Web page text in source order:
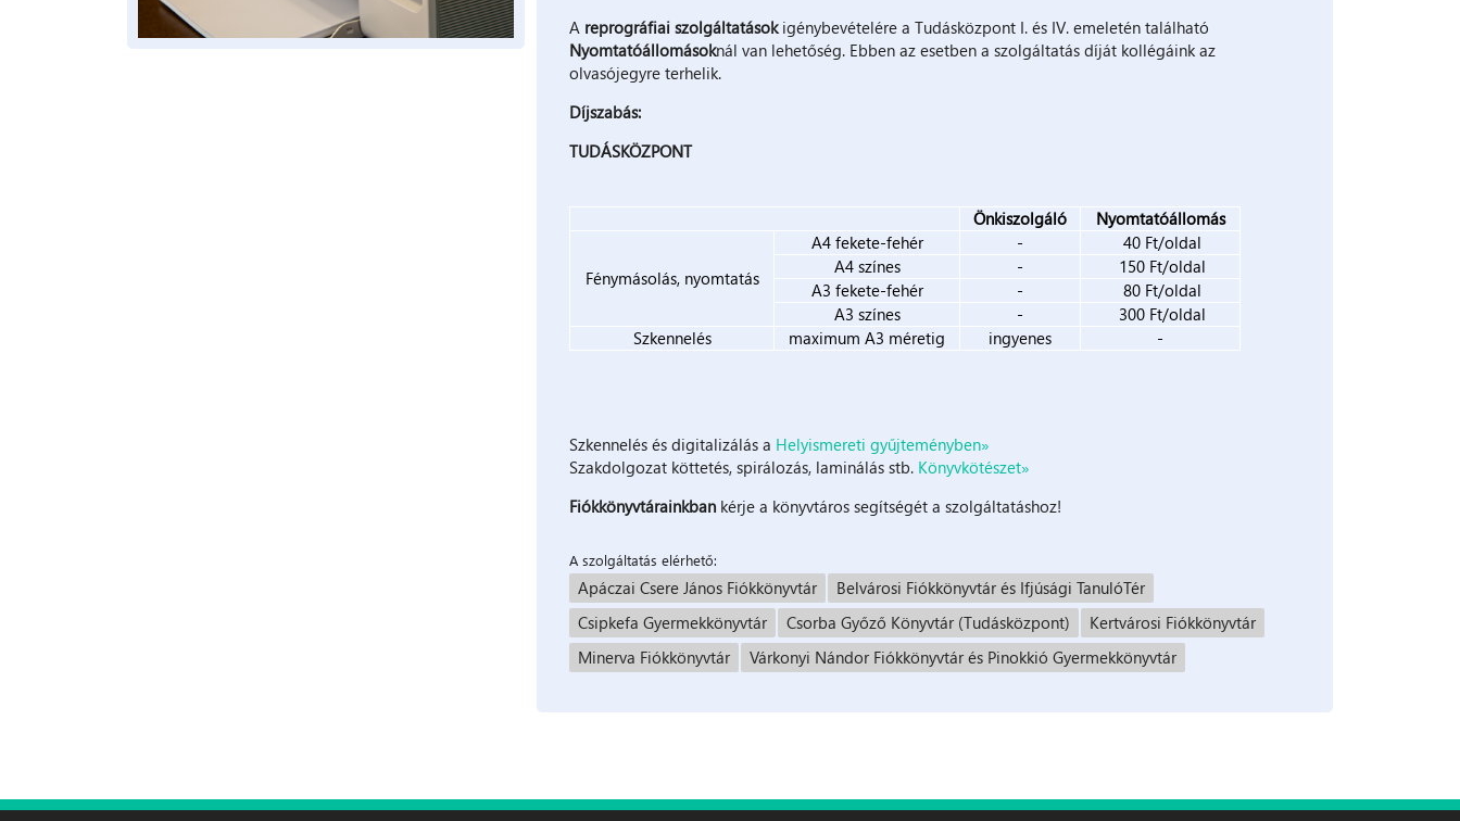
A reprográfiai szolgáltatásokigénybevételére a Tudásközpont I. és IV. emeletén található
Nyomtatóállomásoknál van lehetőség. Ebben az esetben a szolgáltatás díját kollégáink az
olvasójegyre terhelik.
Díjszabás:
TUDÁSKÖZPONT
Önkiszolgáló Nyomtatóállomás
Fénymásolás, nyomtatás
A4 fekete-fehér -
40 Ft/oldal
A4 színes
-
150 Ft/oldal
A3 fekete-fehér
-
80 Ft/oldal
A3 színes
-
300 Ft/oldal
Szkennelés
maximum A3 méretig ingyenes -
Szkennelés és digitalizálás a Helyismereti gyűjteményben»
Szakdolgozat köttetés, spirálozás, laminálás stb. Könyvkötészet»
Fiókkönyvtárainkban kérje a könyvtáros segítségét a szolgáltatáshoz!
A szolgáltatás elérhető:
Apáczai Csere János Fiókkönyvtár
Belvárosi Fiókkönyvtár és Ifjúsági TanulóTér
Csipkefa Gyermekkönyvtár
Csorba Győző Könyvtár (Tudásközpont)
Kertvárosi Fiókkönyvtár
Minerva Fiókkönyvtár
Várkonyi Nándor Fiókkönyvtár és Pinokkió Gyermekkönyvtár